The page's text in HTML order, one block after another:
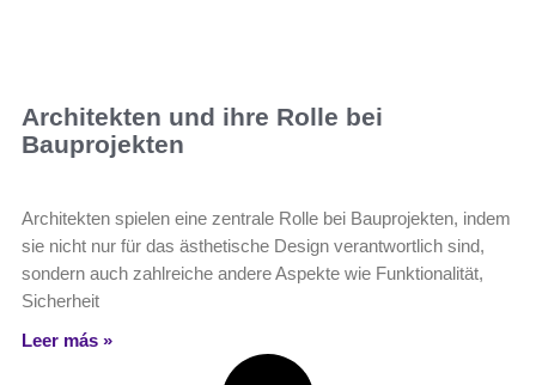
Architekten und ihre Rolle bei
Bauprojekten
Architekten spielen eine zentrale Rolle bei Bauprojekten, indem
sie nicht nur für das ästhetische Design verantwortlich sind,
sondern auch zahlreiche andere Aspekte wie Funktionalität,
Sicherheit
Leer más »